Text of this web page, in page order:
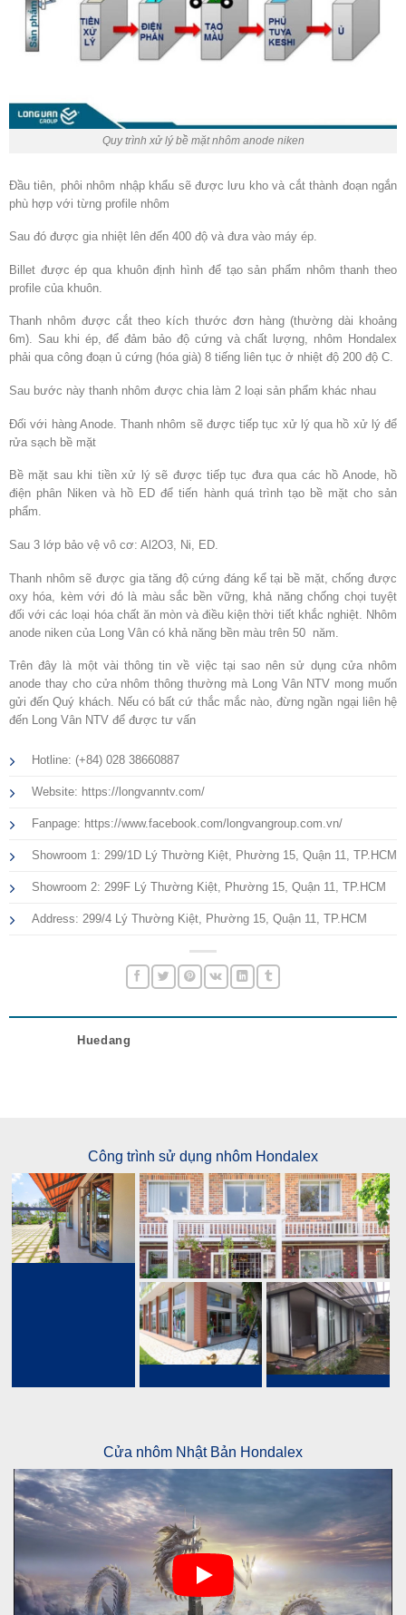
Quy trình xử lý bề mặt nhôm anode niken
Đầu tiên, phôi nhôm nhập khẩu sẽ được lưu kho và cắt thành đoạn ngắn
phù hợp với từng profile nhôm
Sau đó được gia nhiệt lên đến 400 độ và đưa vào máy ép.
Billet được ép qua khuôn định hình để tạo sản phẩm nhôm thanh theo
profile của khuôn.
Thanh nhôm được cắt theo kích thước đơn hàng (thường dài khoảng
6m). Sau khi ép, để đảm bảo độ cứng và chất lượng, nhôm Hondalex
phải qua công đoạn ủ cứng (hóa già) 8 tiếng liên tục ở nhiệt độ 200 độ C.
Sau bước này thanh nhôm được chia làm 2 loại sản phẩm khác nhau
Đối với hàng Anode. Thanh nhôm sẽ được tiếp tục xử lý qua hồ xử lý để
rửa sạch bề mặt
Bề mặt sau khi tiền xử lý sẽ được tiếp tục đưa qua các hồ Anode, hồ
điện phân Niken và hồ ED để tiến hành quá trình tạo bề mặt cho sản
phẩm.
Sau 3 lớp bảo vệ vô cơ: Al 2O3 , Ni, ED.
Thanh nhôm sẽ được gia tăng độ cứng đáng kể tại bề mặt, chống được
oxy hóa, kèm với đó là màu sắc bền vững, khả năng chống chọi tuyệt
đối với các loại hóa chất ăn mòn và điều kiện thời tiết khắc nghiệt. Nhôm
anode niken của Long Vân có khả năng bền màu trên 50 năm.
Trên đây là một vài thông tin về việc tại sao nên sử dụng cửa nhôm
anode thay cho cửa nhôm thông thường mà Long Vân NTV mong muốn
gửi đến Quý khách. Nếu có bất cứ thắc mắc nào, đừng ngần ngại liên hệ
đến Long Vân NTV để được tư vấn
Hotline: (+84) 028 38660887
Website: https://longvanntv.com/
Fanpage: https://www.facebook.com/longvangroup.com.vn/
Showroom 1: 299/1D Lý Thường Kiệt, Phường 15, Quận 11, TP.HCM
Showroom 2: 299F Lý Thường Kiệt, Phường 15, Quận 11, TP.HCM
Address: 299/4 Lý Thường Kiệt, Phường 15, Quận 11, TP.HCM
Huedang
Công trình sử dụng nhôm Hondalex
Cửa nhôm Nhật Bản Hondalex